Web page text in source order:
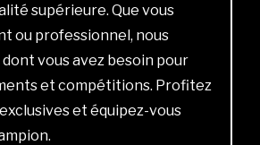
supérieure. Que vous
ou professionnel, nous
vous avez besoin pour
et compétitions. Profitez
et équipez-vous